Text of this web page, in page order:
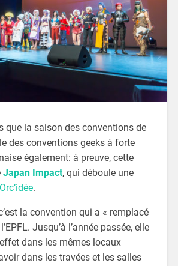
que la saison des conventions de
des conventions geeks à forte
également: à preuve, cette
Japan Impact, qui déboule une
Orc’idée.
la convention qui a « remplacé
Jusqu’à l’année passée, elle
dans les mêmes locaux
dans les travées et les salles